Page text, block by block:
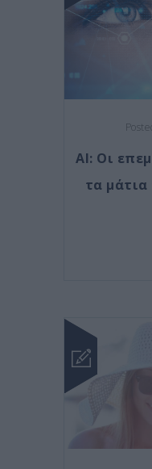
AI: Οι
τα μάτια